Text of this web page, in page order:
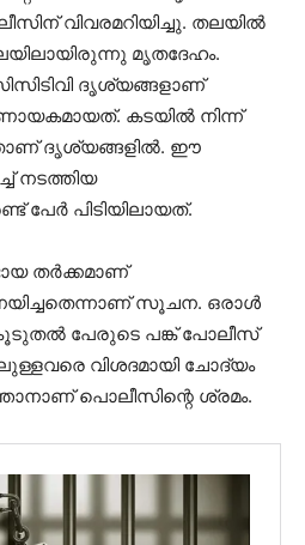
വിവരമറിയിച്ചു. തലയിൽ
മൃതദേഹം.
ദൃശ്യങ്ങളാണ്
കടയിൽ നിന്ന്
ദൃശ്യങ്ങളിൽ. ഈ
നടത്തിയ
പിടിയിലായത്.
തർക്കമാണ്
സൂചന. ഒരാൾ
കൂടുതൽ പേരുടെ പങ്ക് പോലീസ്
വിശദമായി ചോദ്യം
പൊലീസിന്റെ ശ്രമം.